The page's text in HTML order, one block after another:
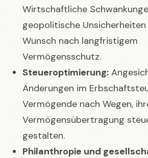
Wirtschaftliche
geopolitische
Wunsch nach langfristigem
Vermögensschutz.
Steueroptimierung:
Änderungen im
Vermögende nach Wegen,
Vermögensübertragung
gestalten.
Philanthropie und